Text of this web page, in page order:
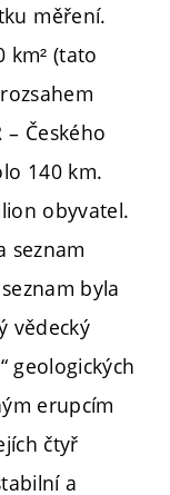
měření.
km² (tato
Českého
140 km.
obyvatel.
seznam
byla
vědecký
geologických
erupcím
čtyř
a